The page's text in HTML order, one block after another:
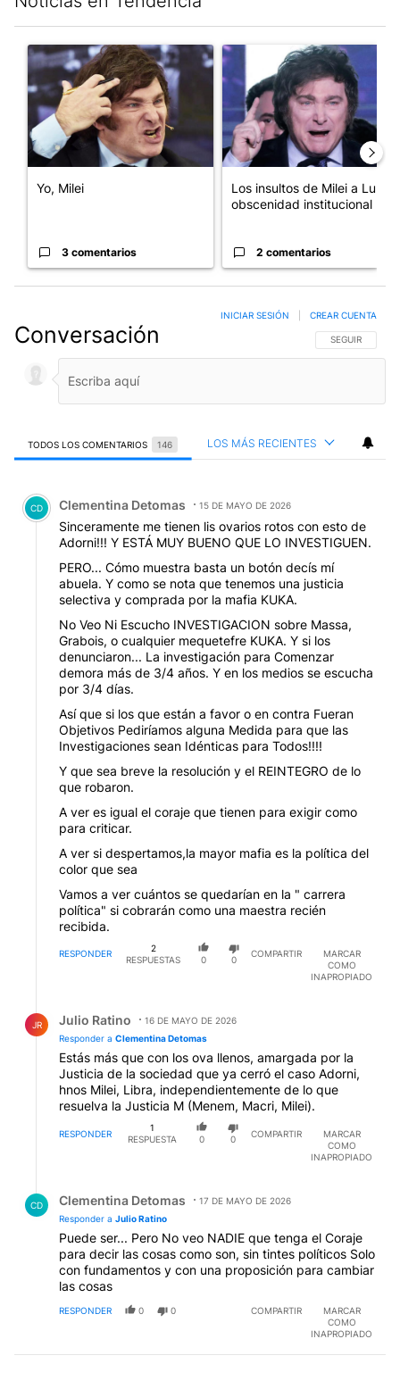
Un artículo de tendencia con el título "Yo, Milei" con 3
Yo, Milei
3 comentarios
Un artículo de tendencia con
Los insultos de Milei a Lula:
obscenidad institucional
2 comentarios
Conversación SIGA ESTA
SEGUIR
INICIAR SESIÓN CREAR CUENTA
TODOS LOS COMENTARIOS 146 LOS MÁS RECIENTES
Comentario de Clementina Detomas.
CD Clementina Detomas 15 DE MAYO DE 2026
Sinceramente me tienen lis ovarios rotos con esto de
Adorni!!! Y ESTÁ MUY BUENO QUE LO INVESTIGUEN.
PERO... Cómo muestra basta un botón decís mí
abuela. Y como se nota que tenemos una justicia
selectiva y comprada por la mafia KUKA.
No Veo Ni Escucho INVESTIGACION sobre Massa,
Grabois, o cualquier mequetefre KUKA. Y si los
denunciaron... La investigación para Comenzar
demora más de 3/4 años. Y en los medios se escucha
por 3/4 días.
Así que si los que están a favor o en contra Fueran
Objetivos Pediríamos alguna Medida para que las
Investigaciones sean Idénticas para Todos!!!!
Y que sea breve la resolución y el REINTEGRO de lo
que robaron.
A ver es igual el coraje que tienen para exigir como
para criticar.
A ver si despertamos,la mayor mafia es la política del
color que sea
Vamos a ver cuántos se quedarían en la " carrera
política" si cobrarán como una maestra recién
recibida.
RESPONDER
2
RESPUESTAS
0 0
COMPARTIR
MARCAR
COMO
INAPROPIADO
JR Julio Ratino
16 DE MAYO DE 2026
Responder a Clementina Detomas
Estás más que con los ova llenos, amargada por la
Justicia de la sociedad que ya cerró el caso Adorni,
hnos Milei, Libra, independientemente de lo que
resuelva la Justicia M (Menem, Macri, Milei).
RESPONDER
1
RESPUESTA
0 0
COMPARTIR
MARCAR
COMO
INAPROPIADO
CD Clementina Detomas
17 DE MAYO DE 2026
Responder a Julio Ratino
Puede ser... Pero No veo NADIE que tenga el Coraje
para decir las cosas como son, sin tintes políticos Solo
con fundamentos y con una proposición para cambiar
las cosas
RESPONDER 0 0 COMPARTIR
MARCAR
COMO
INAPROPIADO